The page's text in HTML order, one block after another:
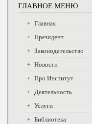
ГЛАВНОЕ МЕНЮ
Главная
Президент
Законодательство
Новости
Про Институт
Деятельность
Услуги
Библиотека